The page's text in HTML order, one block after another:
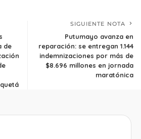
de
SIGUIENTE NOTA
Putumayo avanza en
reparación: se entregan 1.144
indemnizaciones por más de
$8.696 millones en jornada
maratónica